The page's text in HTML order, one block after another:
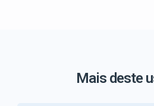
Mais deste